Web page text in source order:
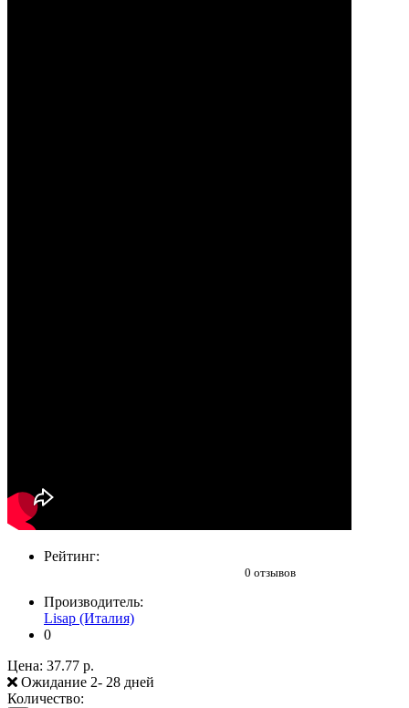
Рейтинг:
0 отзывов
Производитель:
Lisap (Италия)
0
Цена: 37.77 р.
Ожидание 2- 28 дней
Количество: